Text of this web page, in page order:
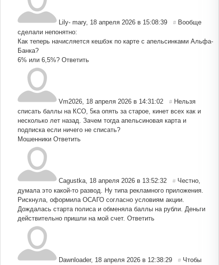
Lily- mary, 18 апреля 2026 в 15:08:39 # Вообще
сделали непонятно:
Как теперь начисляется кешбэк по карте с апельсинками Альфа-
Банка?
6% или 6,5%? Ответить
Vm2026 18 апреля 2026 в 14:31:02 # Нельзя
списать баллы на КСО, 5ка опять за старое, кинет всех как и
несколько лет назад. Зачем тогда апельсиновая карта и
подписка если ничего не списать?
Мошенники Ответить
Cagustka 18 апреля 2026 в 13:52:32 # Честно,
думала это какой-то развод. Ну типа рекламного приложения.
Рискнула, оформила ОСАГО согласно условиям акции.
Дождалась старта полиса и обменяла баллы на рубли. Деньги
действительно пришли на мой счет. Ответить
Dawnloader, 18 апреля 2026 в 12:38:29 # Чтобы